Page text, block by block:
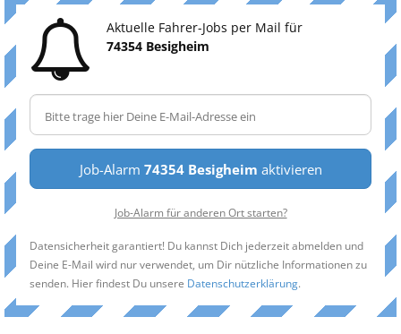
Aktuelle Fahrer-Jobs per Mail für
74354 Besigheim
Job-Alarm 74354 Besigheim aktivieren
Job-Alarm für anderen Ort starten?
Datensicherheit garantiert! Du kannst Dich jederzeit abmelden und
Deine E-Mail wird nur verwendet, um Dir nützliche Informationen zu
senden. Hier findest Du unsere Datenschutzerklärung.